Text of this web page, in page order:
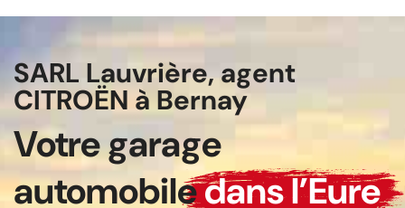
SARL Lauvrière, agent
CITROËN à Bernay
Votre garage
automobiledans l’Eure